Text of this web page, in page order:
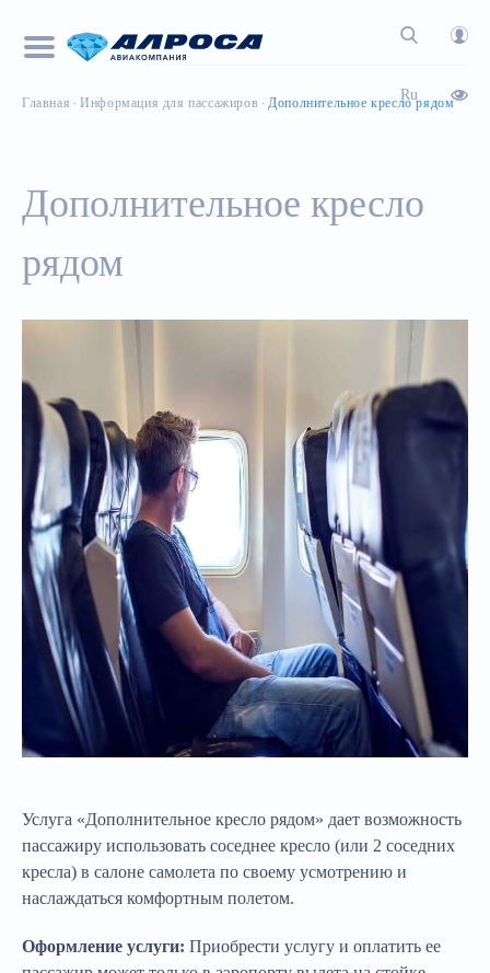
Ru
Главная Информация для пассажиров Дополнительное кресло рядом
Дополнительное кресло
рядом
Услуга «Дополнительное кресло рядом» дает возможность
пассажиру использовать соседнее кресло (или 2 соседних
кресла) в салоне самолета по своему усмотрению и
наслаждаться комфортным полетом.
Оформление услуги: Приобрести услугу и оплатить ее